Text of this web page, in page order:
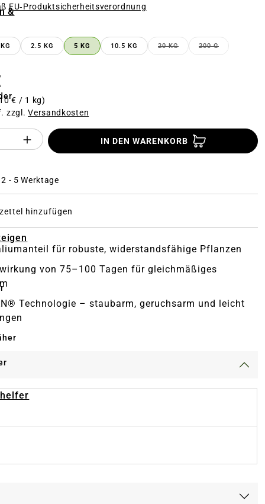
&
EU‑Produktsicherheitsverordnung
IST ZURZEIT NICHT VERFÜGBAR.)
2.5 KG 5 KG 10.5 KG 20 KG(DIESE OPTION IST
200 G(DIESE
€ / 1 kg)
zzgl.Versandkosten
des Produktes "%product%":
IN DEN WARENKORB
- 5 Werktage
hinzufügen
für robuste, widerstandsfähige Pflanzen
von 75–100 Tagen für gleichmäßiges
Technologie – staubarm, geruchsarm und leicht